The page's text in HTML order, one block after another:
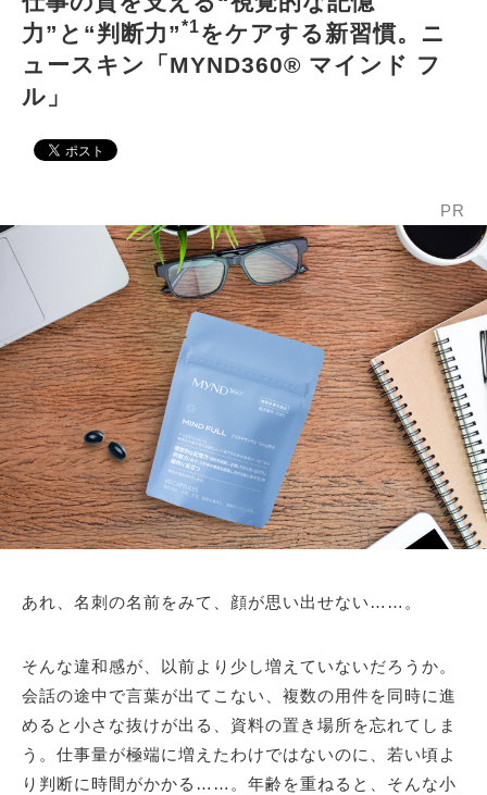
力”と“判断力”*1をケアする新習慣。ニ
ュースキン「MYND360® マインド フ
ル」
PR
あれ、名刺の名前をみて、顔が思い出せない……。
そんな違和感が、以前より少し増えていないだろうか。
会話の途中で言葉が出てこない、複数の用件を同時に進
めると小さな抜けが出る、資料の置き場所を忘れてしま
う。仕事量が極端に増えたわけではないのに、若い頃よ
り判断に時間がかかる……。年齢を重ねると、そんな小